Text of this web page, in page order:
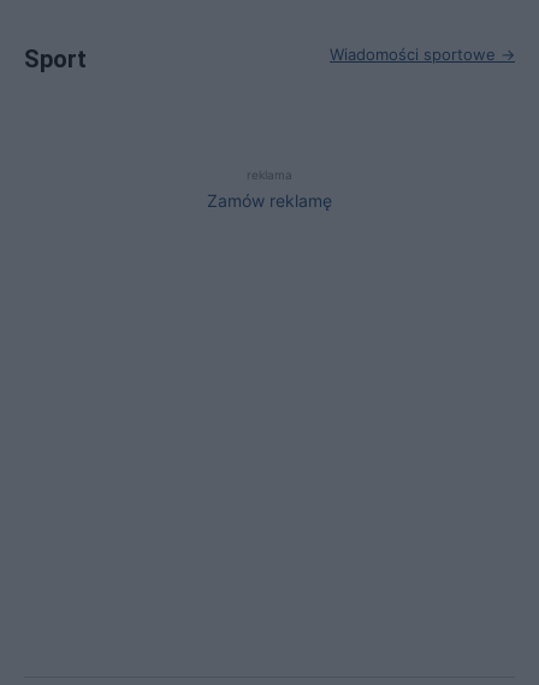
Sport Wiadomości sportowe →
reklama
Zamów reklamę